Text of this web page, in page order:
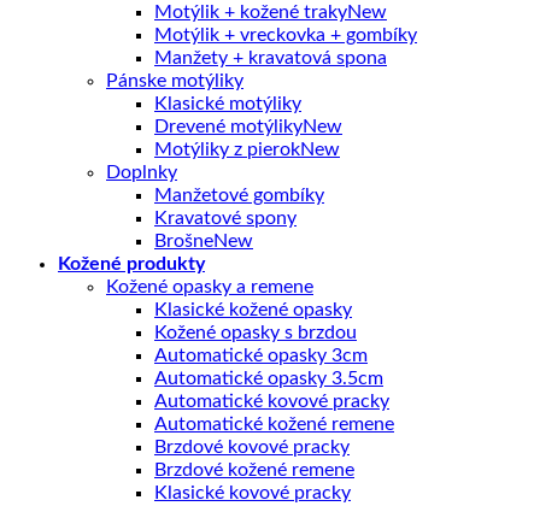
Motýlik + kožené traky
Motýlik + vreckovka + gombíky
Manžety + kravatová spona
Pánske motýliky
Klasické motýliky
Drevené motýliky
Motýliky z pierok
Doplnky
Manžetové gombíky
Kravatové spony
Brošne
Kožené produkty
Kožené opasky a remene
Klasické kožené opasky
Kožené opasky s brzdou
Automatické opasky 3cm
Automatické opasky 3.5cm
Automatické kovové pracky
Automatické kožené remene
Brzdové kovové pracky
Brzdové kožené remene
Klasické kovové pracky